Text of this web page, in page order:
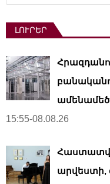
ԼՈՒՐԵՐ
ամենամեծ
15:55-08.08.26
արվեստի,